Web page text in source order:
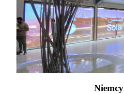
Niemcy